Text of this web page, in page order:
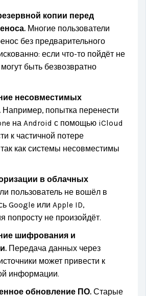
копии перед
Многие пользователи
без предварительного
если что-то пойдёт не
быть безвозвратно
несовместимых
Например, попытка перенести
на Android с помощью iCloud
к частичной потере
как системы несовместимы
в облачных
пользователь не вошёл в
Google или Apple ID,
попросту не произойдёт.
шифрования и
Передача данных через
может привести к
информации.
обновление ПО. Старые